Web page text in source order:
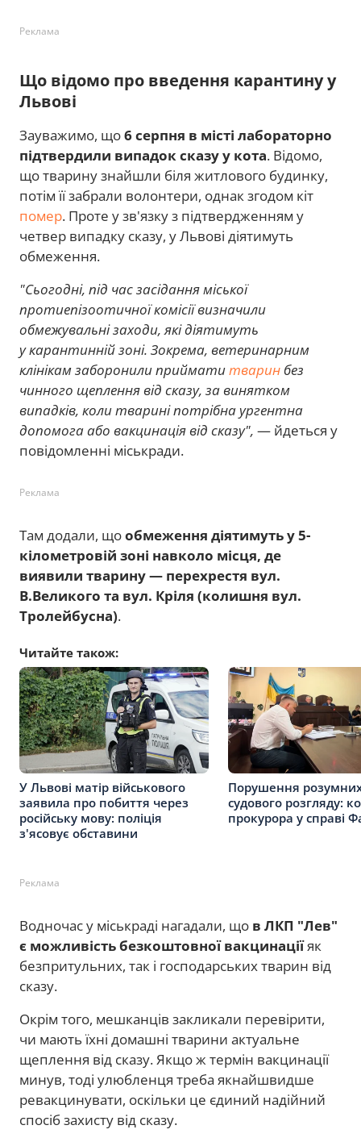
Реклама
Що відомо про введення карантину у
Львові
Зауважимо, що6 серпня в місті лабораторно
підтвердили випадок сказу у кота. Відомо,
що тварину знайшли біля житлового будинку,
потім її забрали волонтери, однак згодом кіт
помер. Проте у зв'язку з підтвердженням у
четвер випадку сказу, у Львові діятимуть
обмеження.
"Сьогодні, під час засідання міської
протиепізоотичної комісії визначили
обмежувальні заходи, які діятимуть
у карантинній зоні. Зокрема, ветеринарним
клінікам заборонили прийматитваринбез
чинного щеплення від сказу, за винятком
випадків, коли тварині потрібна ургентна
допомога або вакцинація від сказу", — йдеться у
повідомленні міськради.
Реклама
Там додали, щообмеження діятимуть у 5-
кілометровій зоні навколо місця, де
виявили тварину — перехрестя вул.
В.Великого та вул. Кріля (колишня вул.
Тролейбусна).
Читайте також:
У Львові матір військового
заявила про побиття через
російську мову: поліція
з'ясовує обставини
Порушення розумних
судового розгляду:
прокурора у справі
Реклама
Водночас у міськраді нагадали, що в ЛКП "Лев"
є можливість безкоштовної вакцинаціїяк
безпритульних, так і господарських тварин від
сказу.
Окрім того, мешканців закликали перевірити,
чи мають їхні домашні тварини актуальне
щеплення від сказу. Якщо ж термін вакцинації
минув, тоді улюбленця треба якнайшвидше
ревакцинувати, оскільки це єдиний надійний
спосіб захисту від сказу.